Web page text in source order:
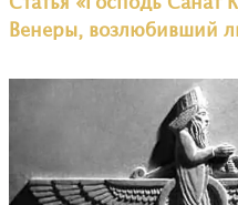
Венеры, возлюбивший